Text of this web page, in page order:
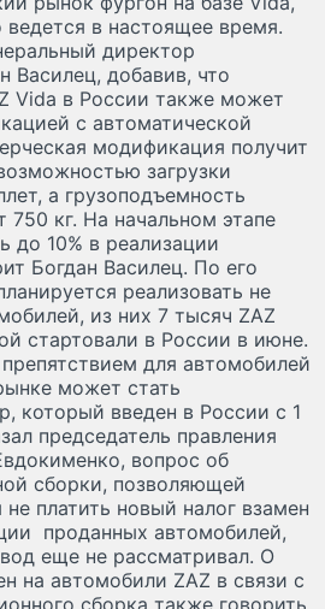
ведется в настоящее время.
директор
Василец, добавив, что
Vida в России также может
с автоматической
модификация получит
загрузки
а грузоподъемность
750 кг. На начальном этапе
до 10% в реализации
Богдан Василец. По его
реализовать не
из них 7 тысяч ZAZ
стартовали в России в июне.
для автомобилей
может стать
который введен в России с 1
председатель правления
вопрос об
сборки, позволяющей
платить новый налог взамен
проданных автомобилей,
еще не рассматривал. О
на автомобили ZAZ в связи с